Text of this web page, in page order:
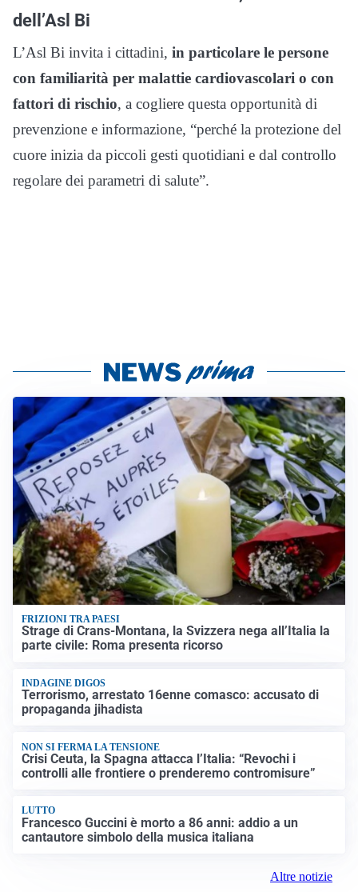
dell’Asl Bi
L’Asl Bi invita i cittadini, in particolare le persone
con familiarità per malattie cardiovascolari o con
fattori di rischio, a cogliere questa opportunità di
prevenzione e informazione, “perché la protezione del
cuore inizia da piccoli gesti quotidiani e dal controllo
regolare dei parametri di salute”.
FRIZIONI TRA PAESI
Strage di Crans-Montana, la Svizzera nega all’Italia la
parte civile: Roma presenta ricorso
INDAGINE DIGOS
Terrorismo, arrestato 16enne comasco: accusato di
propaganda jihadista
NON SI FERMA LA TENSIONE
Crisi Ceuta, la Spagna attacca l’Italia: “Revochi i
controlli alle frontiere o prenderemo contromisure”
LUTTO
Francesco Guccini è morto a 86 anni: addio a un
cantautore simbolo della musica italiana
Altre notizie